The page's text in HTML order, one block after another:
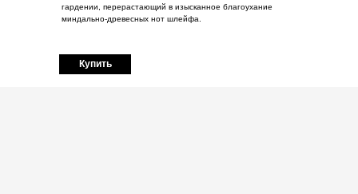
гардении, перерастающий в изысканное благоухание
миндально-древесных нот шлейфа.
Купить